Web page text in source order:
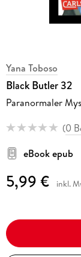
Yana Toboso
Black Butler 32
Paranormaler
(0
eBook epub
5,99 € inkl.